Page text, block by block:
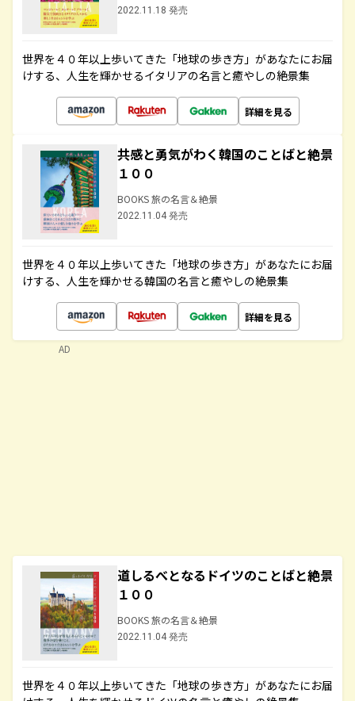
2022.11.18 発売
世界を４０年以上歩いてきた「地球の歩き方」があなたにお届
けする、人生を輝かせるイタリアの名言と癒やしの絶景集
詳細を見る
共感と勇気がわく韓国のことばと絶景
１００
BOOKS 旅の名言＆絶景
2022.11.04 発売
世界を４０年以上歩いてきた「地球の歩き方」があなたにお届
けする、人生を輝かせる韓国の名言と癒やしの絶景集
詳細を見る
道しるべとなるドイツのことばと絶景
１００
BOOKS 旅の名言＆絶景
2022.11.04 発売
世界を４０年以上歩いてきた「地球の歩き方」があなたにお届
AD